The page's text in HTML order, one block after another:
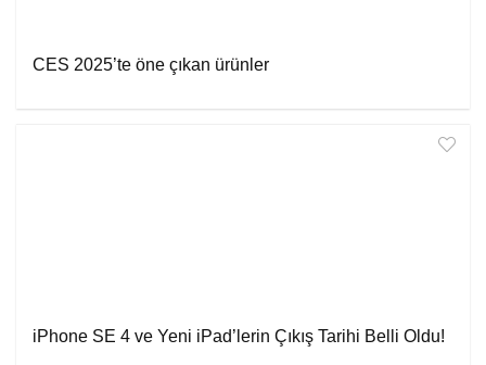
CES 2025’te öne çıkan ürünler
iPhone SE 4 ve Yeni iPad’lerin Çıkış Tarihi Belli Oldu!